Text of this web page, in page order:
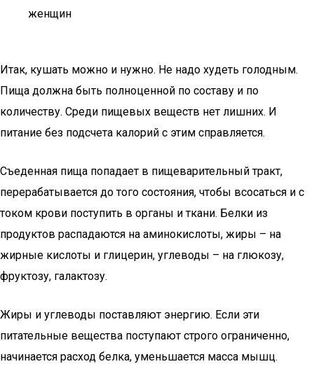
женщин
Итак, кушать можно и нужно. Не надо худеть голодным.
Пища должна быть полноценной по составу и по
количеству. Среди пищевых веществ нет лишних. И
питание без подсчета калорий с этим справляется.
Съеденная пища попадает в пищеварительный тракт,
перерабатывается до того состояния, чтобы всосаться и с
током крови поступить в органы и ткани. Белки из
продуктов распадаются на аминокислоты, жиры – на
жирные кислоты и глицерин, углеводы – на глюкозу,
фруктозу, галактозу.
Жиры и углеводы поставляют энергию. Если эти
питательные вещества поступают строго ограниченно,
начинается расход белка, уменьшается масса мышц.